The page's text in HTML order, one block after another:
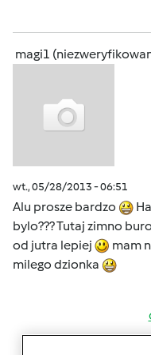
magi1
wt., 05/28/2013 - 06:51
Alu prosze bardzo
bylo??? Tutaj zimno
od jutra lepiej
mam
milego dzionka